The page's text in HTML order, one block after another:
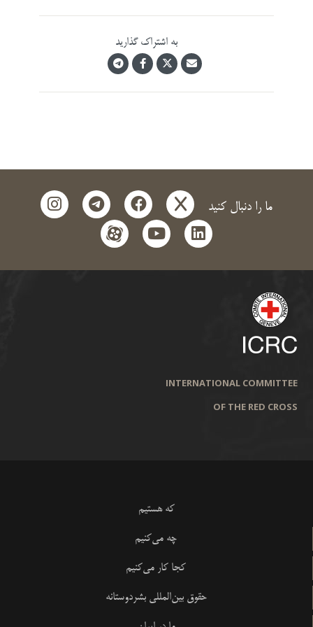
به اشتراک گذارید
ما را دنبال کنید x
facebook
telegram
instagram
linkedin
youtube
aparat
INTERNATIONAL COMMITTEE
OF THE RED CROSS
که هستیم
چه می‌کنیم
کجا کار می‌کنیم
حقوق بین‌المللی بشردوستانه